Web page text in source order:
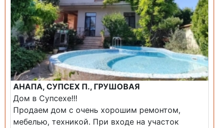
АНАПА, СУПСЕХ П., ГРУШОВАЯ
Дом в Супсехе!!!
Продаем дом с очень хорошим ремонтом,
мебелью, техникой. При входе на участок